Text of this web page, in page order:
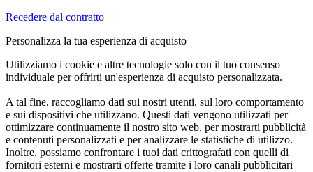
Recedere dal contratto
Personalizza la tua esperienza di acquisto
Utilizziamo i cookie e altre tecnologie solo con il tuo consenso
individuale per offrirti un'esperienza di acquisto personalizzata.
A tal fine, raccogliamo dati sui nostri utenti, sul loro comportamento
e sui dispositivi che utilizzano. Questi dati vengono utilizzati per
ottimizzare continuamente il nostro sito web, per mostrarti pubblicità
e contenuti personalizzati e per analizzare le statistiche di utilizzo.
Inoltre, possiamo confrontare i tuoi dati crittografati con quelli di
fornitori esterni e mostrarti offerte tramite i loro canali pubblicitari